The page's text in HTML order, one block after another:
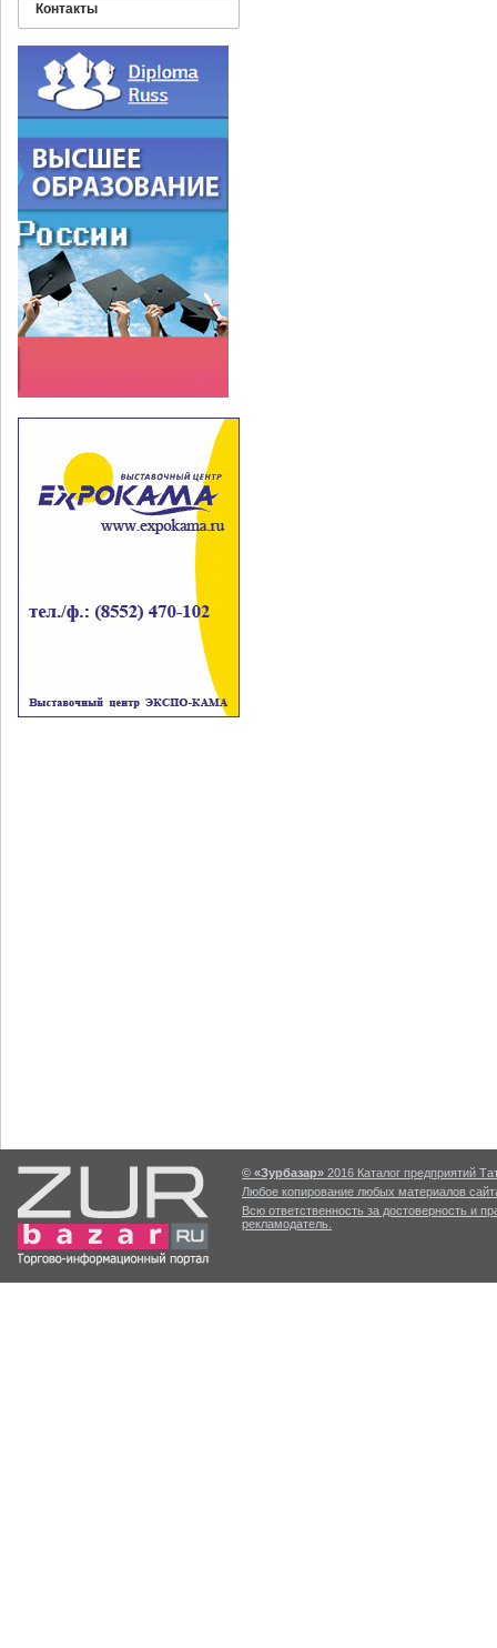
Контакты
© «Зурбазар» 2016 Каталог предприятий
Любое копирование любых материалов
Всю ответственность за достоверность и
рекламодатель.